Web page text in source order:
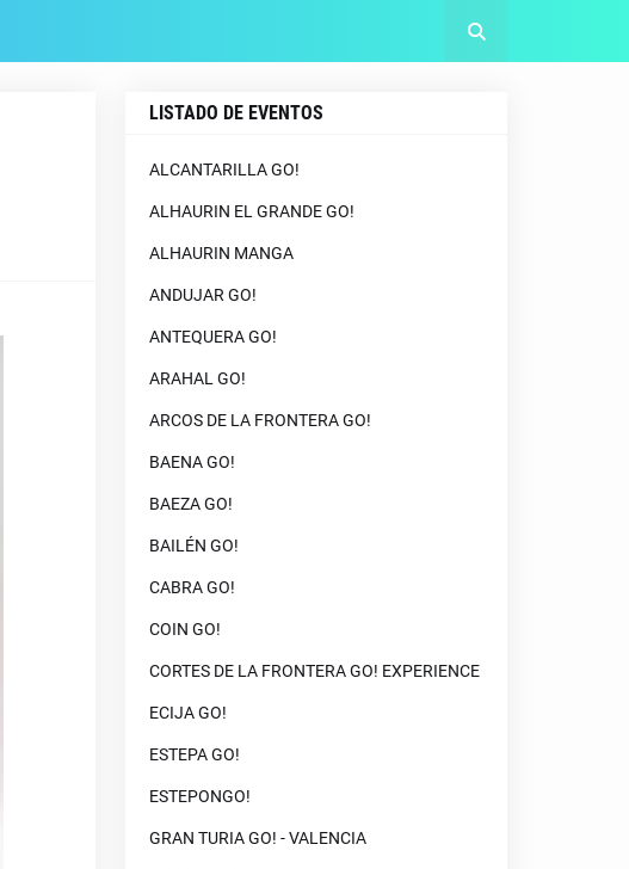
LISTADO DE EVENTOS
ALCANTARILLA GO!
ALHAURIN EL GRANDE GO!
ALHAURIN MANGA
ANDUJAR GO!
ANTEQUERA GO!
ARAHAL GO!
ARCOS DE LA FRONTERA GO!
BAENA GO!
BAEZA GO!
BAILÉN GO!
CABRA GO!
COIN GO!
CORTES DE LA FRONTERA GO! EXPERIENCE
ECIJA GO!
ESTEPA GO!
ESTEPONGO!
GRAN TURIA GO! - VALENCIA